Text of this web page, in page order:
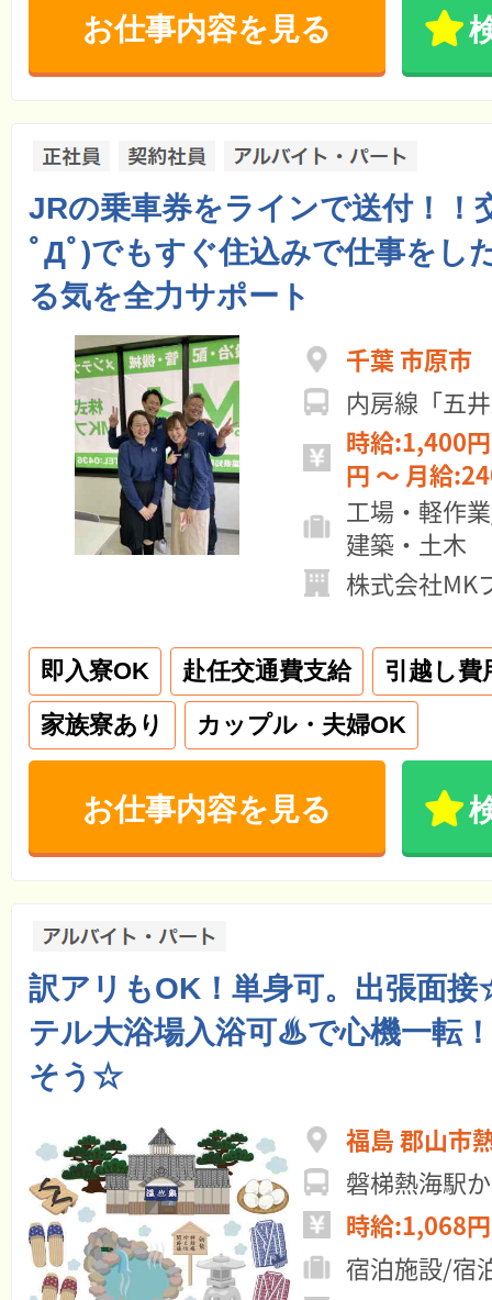
お仕事内容を見る
JRの乗車券をラインで送付！！
ﾟДﾟ)でもすぐ住込みで仕事をし
る気を全力サポート
千葉 市原市
内房線「五
時給:1,400円 ～ 日給
円 ～ 月
工場・軽作
建築・土木
株式会社MK
即入寮OK 赴任交通費支給
引越し費
家族寮あり
カップル・夫婦OK
お仕事内容を見る
訳アリもOK！単身可。出張面
テル大浴場入浴可♨で心機一転
そう☆
福島 郡山市
磐梯熱海駅
時給:1,068
宿泊施設/宿